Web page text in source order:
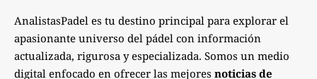
AnalistasPadel es tu destino principal para explorar el
apasionante universo del pádel con información
actualizada, rigurosa y especializada. Somos un medio
digital enfocado en ofrecer las mejores noticias de